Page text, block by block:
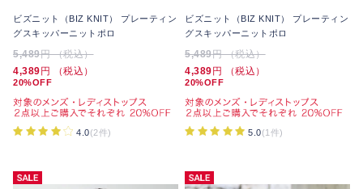
ビズニット（BIZ KNIT） プレーティン
グスキッパーニットポロ
5,489円 （税込）
4,389円 （税込）
20%OFF
4.0(2件)
ビズニット（BIZ KNIT） プレーティン
グスキッパーニットポロ
5,489円 （税込）
4,389円 （税込）
20%OFF
5.0(1件)